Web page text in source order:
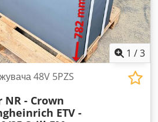
1 /3
48V 5PZS
- Crown
ETV -